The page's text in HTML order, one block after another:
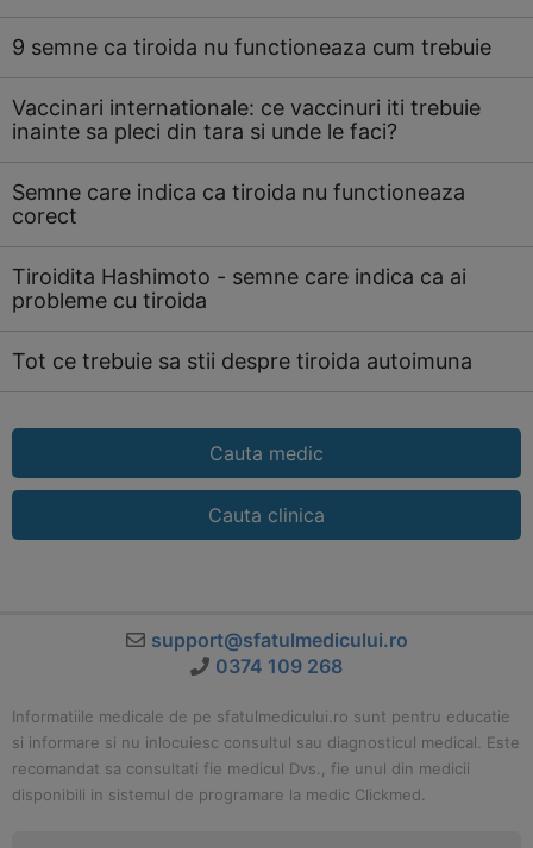
9 semne ca tiroida nu functioneaza cum trebuie
Vaccinari internationale: ce vaccinuri iti trebuie
inainte sa pleci din tara si unde le faci?
Semne care indica ca tiroida nu functioneaza
corect
Tiroidita Hashimoto - semne care indica ca ai
probleme cu tiroida
Tot ce trebuie sa stii despre tiroida autoimuna
Cauta medic
Cauta clinica
support@sfatulmedicului.ro
0374 109 268
Informatiile medicale de pe sfatulmedicului.ro sunt pentru educatie
si informare si nu inlocuiesc consultul sau diagnosticul medical. Este
recomandat sa consultati fie medicul Dvs., fie unul din medicii
disponibili in sistemul de programare la medic Clickmed.